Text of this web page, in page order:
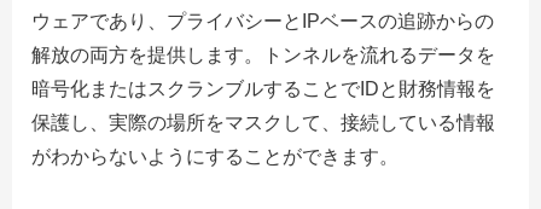
ウェアであり、プライバシーとIPベースの追跡からの
解放の両方を提供します。トンネルを流れるデータを
暗号化またはスクランブルすることでIDと財務情報を
保護し、実際の場所をマスクして、接続している情報
がわからないようにすることができます。